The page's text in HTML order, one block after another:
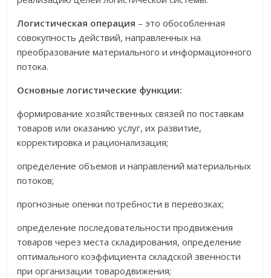
Логистическая операция – это обособленная
совокупность действий, направленных на
преобразование материального и информационного
потока.
Основные логистические функции:
формирование хозяйственных связей по поставкам
товаров или оказанию услуг, их развитие,
корректировка и рационализация;
определение объемов и направлений материальных
потоков;
прогнозные опенки потребности в перевозках;
определение последовательности продвижения
товаров через места складирования, определение
оптимального коэффициен­та складской звенности
при организации товародвижения;